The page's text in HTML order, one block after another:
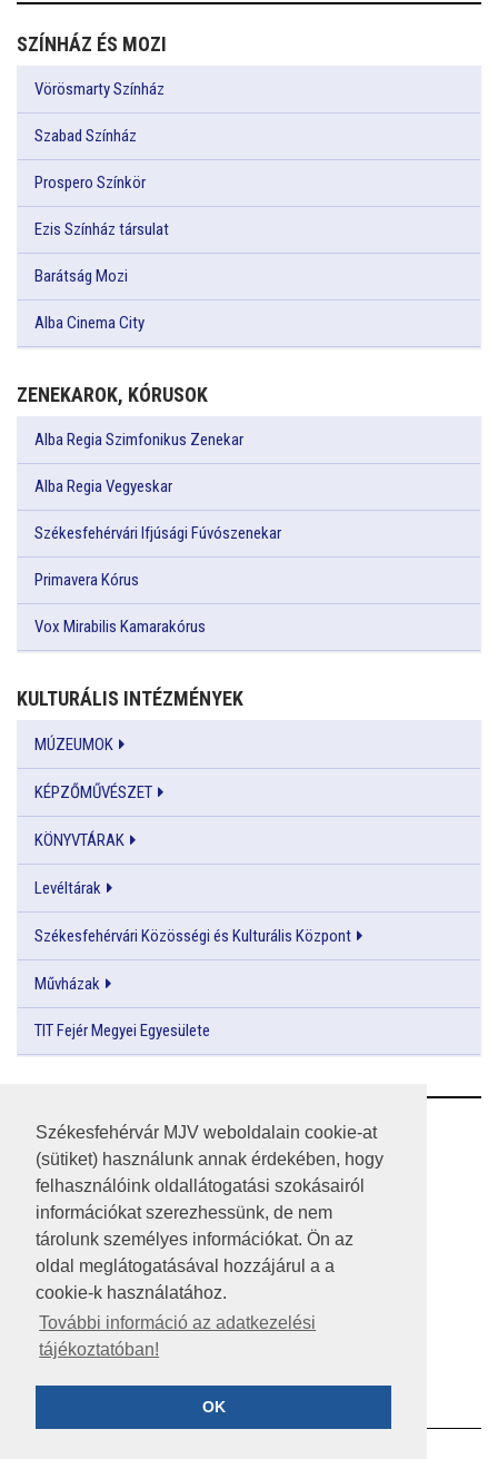
Székesfehérvár MJV weboldalain cookie-at
(sütiket) használunk annak érdekében, hogy
felhasználóink oldallátogatási szokásairól
információkat szerezhessünk, de nem
tárolunk személyes információkat. Ön az
oldal meglátogatásával hozzájárul a a
cookie-k használatához.
További információ az adatkezelési
tájékoztatóban!
OK
SZÍNHÁZ ÉS MOZI
Vörösmarty Színház
Szabad Színház
Prospero Színkör
Ezis Színház társulat
Barátság Mozi
Alba Cinema City
ZENEKAROK, KÓRUSOK
Alba Regia Szimfonikus Zenekar
Alba Regia Vegyeskar
Székesfehérvári Ifjúsági Fúvószenekar
Primavera Kórus
Vox Mirabilis Kamarakórus
KULTURÁLIS INTÉZMÉNYEK
MÚZEUMOK
KÉPZŐMŰVÉSZET
KÖNYVTÁRAK
Levéltárak
Székesfehérvári Közösségi és Kulturális Központ
Művházak
TIT Fejér Megyei Egyesülete
RSS
A HONLAP 2017.03.31-I ÁLLAPOTA
JOGI NYILATKOZAT
IMPRESSZUM
KÖZÉRDEKŰ ADATOK